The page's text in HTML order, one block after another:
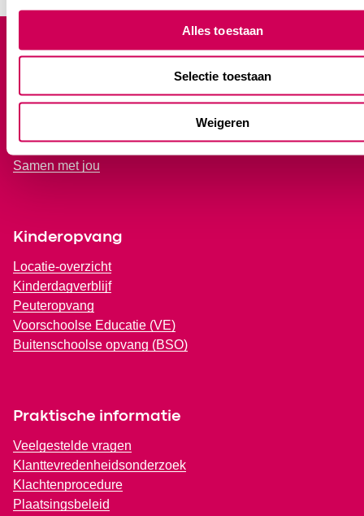
Alles toestaan
Selectie toestaan
Weigeren
Over 2Samen
Over ons
Partners
Samen met jou
Kinderopvang
Locatie-overzicht
Kinderdagverblijf
Peuteropvang
Voorschoolse Educatie (VE)
Buitenschoolse opvang (BSO)
Praktische informatie
Veelgestelde vragen
Klanttevredenheidsonderzoek
Klachtenprocedure
Plaatsingsbeleid